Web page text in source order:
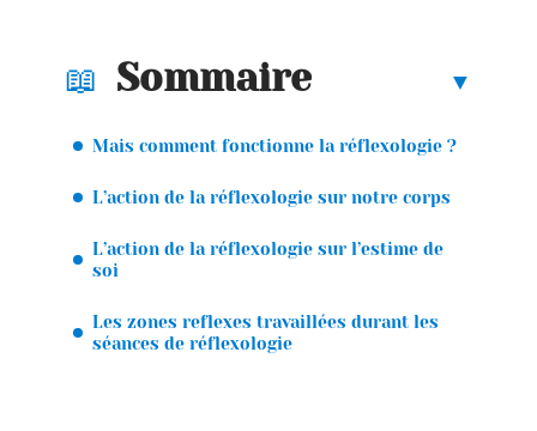
Sommaire
Mais comment fonctionne la réflexologie ?
L’action de la réflexologie sur notre corps
L’action de la réflexologie sur l’estime de
soi
Les zones reflexes travaillées durant les
séances de réflexologie